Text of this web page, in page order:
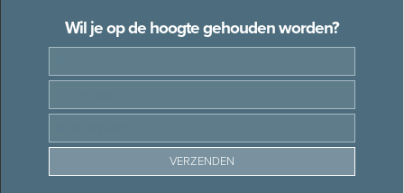
Wil je op de hoogte gehouden worden?